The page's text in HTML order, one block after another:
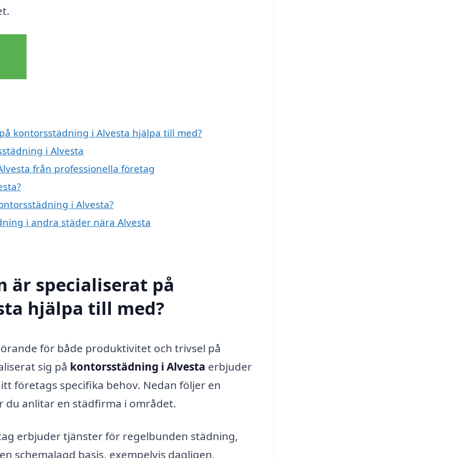
kontorsstädning i Alvesta hjälpa till med?
i Alvesta
från professionella företag
i Alvesta?
i andra städer nära Alvesta
är specialiserat på
hjälpa till med?
för både produktivitet och trivsel på
sig på kontorsstädning i Alvesta erbjuder
företags specifika behov. Nedan följer en
du anlitar en städfirma i området.
erbjuder tjänster för regelbunden städning,
schemalagd basis, exempelvis dagligen,